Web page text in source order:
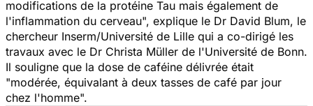
modifications de la protéine Tau mais également de
l'inflammation du cerveau", explique le Dr David Blum, le
chercheur Inserm/Université de Lille qui a co-dirigé les
travaux avec le Dr Christa Müller de l'Université de Bonn.
Il souligne que la dose de caféine délivrée était
"modérée, équivalant à deux tasses de café par jour
chez l'homme".